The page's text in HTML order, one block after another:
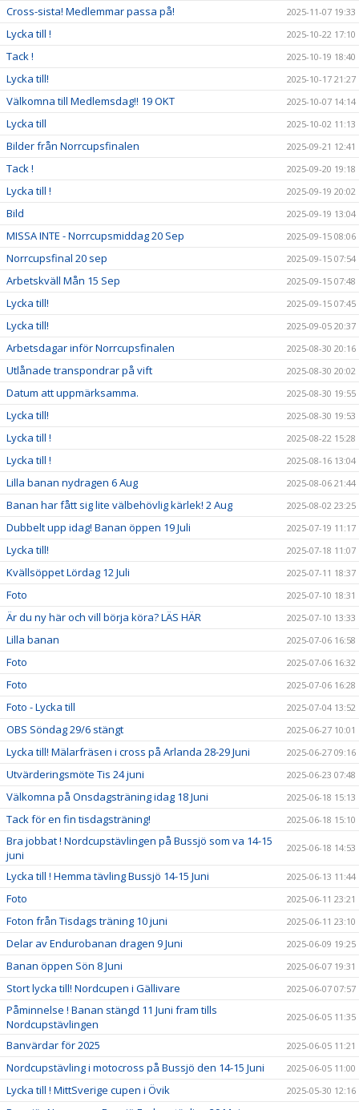
Cross-sista! Medlemmar passa på! 2025-11-07 19:33
Lycka till ! 2025-10-22 17:10
Tack ! 2025-10-19 18:40
Lycka till! 2025-10-17 21:27
Välkomna till Medlemsdag!! 19 OKT 2025-10-07 14:14
Lycka till 2025-10-02 11:13
Bilder från Norrcupsfinalen 2025-09-21 12:41
Tack ! 2025-09-20 19:18
Lycka till ! 2025-09-19 20:02
Bild 2025-09-19 13:04
MISSA INTE - Norrcupsmiddag 20 Sep 2025-09-15 08:06
Norrcupsfinal 20 sep 2025-09-15 07:54
Arbetskväll Mån 15 Sep 2025-09-15 07:48
Lycka till! 2025-09-15 07:45
Lycka till! 2025-09-05 20:37
Arbetsdagar inför Norrcupsfinalen 2025-08-30 20:16
Utlånade transpondrar på vift 2025-08-30 20:02
Datum att uppmärksamma. 2025-08-30 19:55
Lycka till! 2025-08-30 19:53
Lycka till ! 2025-08-22 15:28
Lycka till ! 2025-08-16 13:04
Lilla banan nydragen 6 Aug 2025-08-06 21:44
Banan har fått sig lite välbehövlig kärlek! 2 Aug 2025-08-02 23:25
Dubbelt upp idag! Banan öppen 19 Juli 2025-07-19 11:17
Lycka till! 2025-07-18 11:07
Kvällsöppet Lördag 12 Juli 2025-07-11 18:37
Foto 2025-07-10 18:31
Är du ny här och vill börja köra? LÄS HÄR 2025-07-10 13:33
Lilla banan 2025-07-06 16:58
Foto 2025-07-06 16:32
Foto 2025-07-06 16:28
Foto - Lycka till 2025-07-04 13:52
OBS Söndag 29/6 stängt 2025-06-27 10:01
Lycka till! Mälarfräsen i cross på Arlanda 28-29 Juni 2025-06-27 09:16
Utvärderingsmöte Tis 24 juni 2025-06-23 07:48
Välkomna på Onsdagsträning idag 18 Juni 2025-06-18 15:13
Tack för en fin tisdagsträning! 2025-06-18 15:10
Bra jobbat ! Nordcupstävlingen på Bussjö som va 14-15
juni
2025-06-18 14:53
Lycka till ! Hemma tävling Bussjö 14-15 Juni 2025-06-13 11:44
Foto 2025-06-11 23:21
Foton från Tisdags träning 10 juni 2025-06-11 23:10
Delar av Endurobanan dragen 9 Juni 2025-06-09 19:25
Banan öppen Sön 8 Juni 2025-06-07 19:31
Stort lycka till! Nordcupen i Gällivare 2025-06-07 07:57
Påminnelse ! Banan stängd 11 Juni fram tills
Nordcupstävlingen
2025-06-05 11:35
Banvärdar för 2025 2025-06-05 11:21
Nordcupstävling i motocross på Bussjö den 14-15 Juni 2025-06-05 11:00
Lycka till ! MittSverige cupen i Övik 2025-05-30 12:16